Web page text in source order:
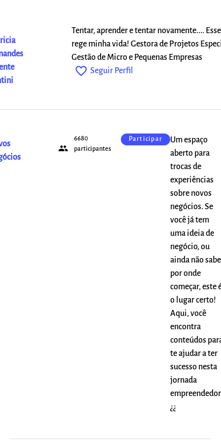
Tentar, aprender e tentar novamente....
rege minha vida! Gestora de Projetos
Gestão de Micro e Pequenas Empresas
favorite_outline Seguir Perfil
people
6680
participantes
Participar
Um espaço
aberto para
trocas de
experiências
sobre novos
negócios. Se
você já tem
uma ideia de
negócio, ou
ainda não sabe
por onde
começar, este
o lugar certo!
Aqui, você
encontra
conteúdos
te ajudar a ter
sucesso nesta
jornada
¿¿